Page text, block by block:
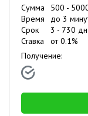
Сумма 500 -
Время
до 3
Срок
3 - 730
Ставка
от0.1%
Получение: